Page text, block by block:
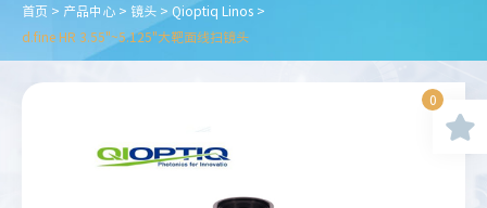
首页 > 产品中心 > 镜头 > Qioptiq Linos >
d.fine HR 3.55"~5.125"大靶面线扫镜头
0